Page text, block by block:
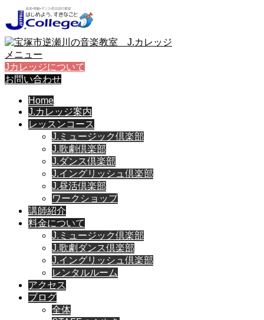
メニュー
Jカレッジについて
お問い合わせ
Home
J.カレッジ案内
レッスンコース
J.ミュージック倶楽部
J.歌劇倶楽部
J.ダンス倶楽部
J.イングリッシュ倶楽部
J.昼活倶楽部
ワークショップ
講師紹介
料金について
J.ミュージック倶楽部
J.歌劇ダンス倶楽部
J.イングリッシュ倶楽部
レンタルルーム
アクセス
ブログ
全体